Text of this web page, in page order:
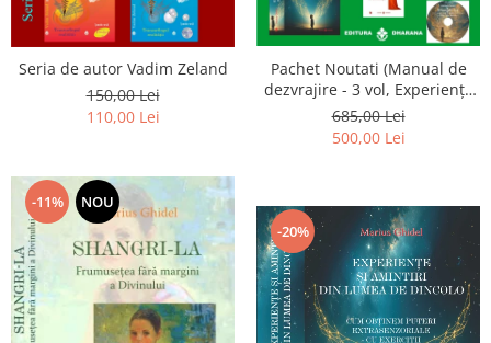
Seria de autor Vadim Zeland
150,00 Lei
110,00 Lei
Pachet Noutati (Manual de
dezvrajire - 3 vol, Experiențe
și amintiri, Rugăciunile
Luceafarului de dimineata) -
Marius Ghidel
685,00 Lei
500,00 Lei
-11% NOU
-20%